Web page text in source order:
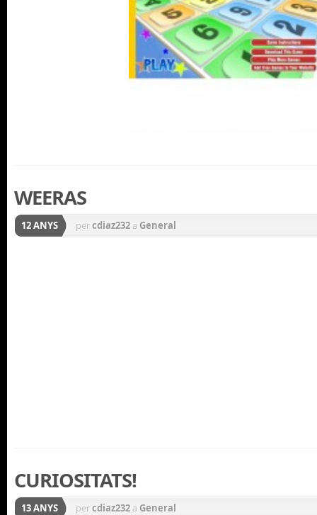
WEERAS
12 ANYS percdiaz232 a General
CURIOSITATS!
13 ANYS percdiaz232 a General